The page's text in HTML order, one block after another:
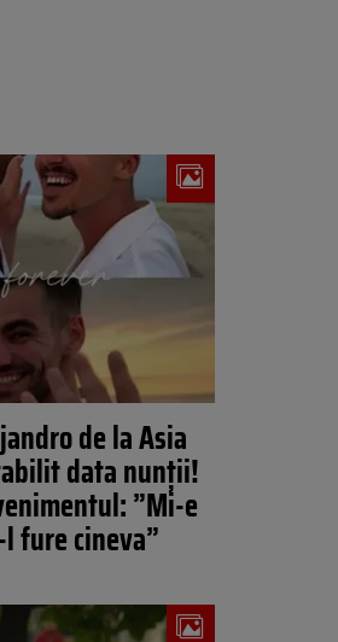
de la Asia
data nunții!
”Mi-e
fure cineva”